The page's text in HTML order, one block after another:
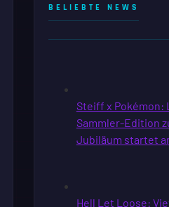
BELIEBTE NEWS